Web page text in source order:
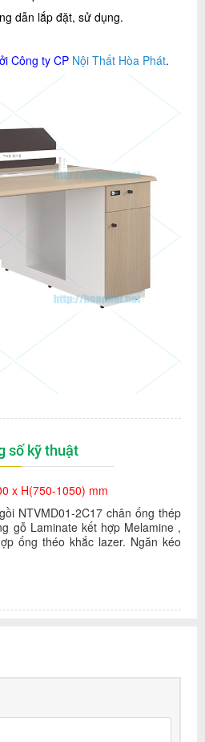
dẫn lắp đặt, sử dụng.
Công ty CP Nội Thất Hòa Phát.
số kỹ thuật
x H(750-1050) mm
NTVMD01-2C17 chân ống thép
gỗ Laminate kết hợp Melamine ,
ống théo khắc lazer. Ngăn kéo